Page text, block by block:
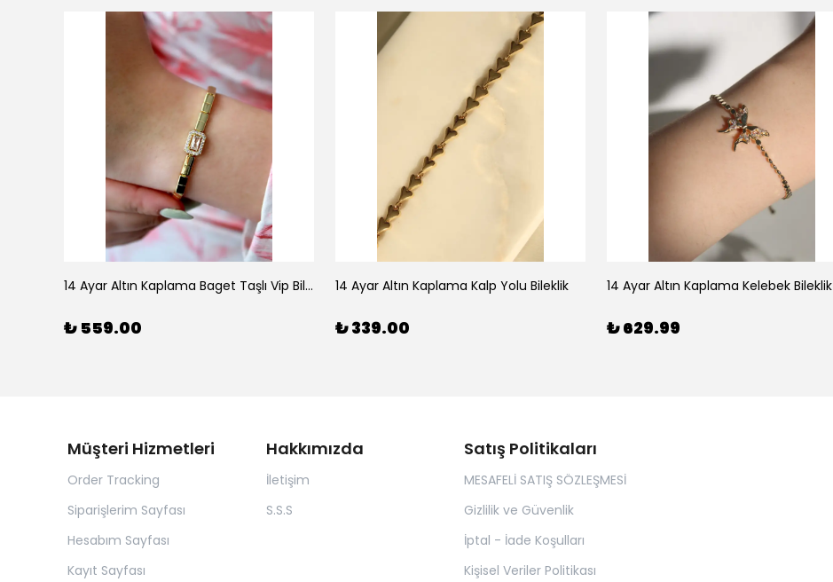
14 Ayar Altın Kaplama Baget Taşlı Vip Bileklik
₺ 559.00
14 Ayar Altın Kaplama Kalp Yolu Bileklik
₺ 339.00
14 Ayar Altın Kaplama Kelebek Bileklik
₺ 629.99
Müşteri Hizmetleri
Order Tracking
Siparişlerim Sayfası
Hesabım Sayfası
Kayıt Sayfası
Hakkımızda
İletişim
S.S.S
Satış Politikaları
MESAFELİ SATIŞ SÖZLEŞMESİ
Gizlilik ve Güvenlik
İptal - İade Koşulları
Kişisel Veriler Politikası